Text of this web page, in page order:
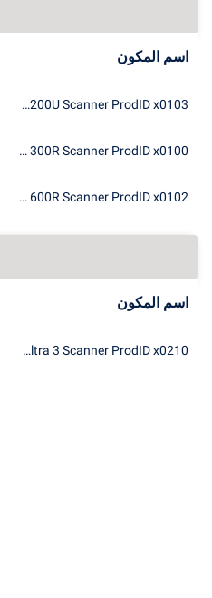
اسم المكون
RELISYS Eclipse 1200U Scanner ProdID x0103
RELISYS GenieScan 300R Scanner ProdID x0100
RELISYS GenieScan 600R Scanner ProdID x0102
اسم المكون
RELISYS AVEC Ultra 3 Scanner ProdID x0210